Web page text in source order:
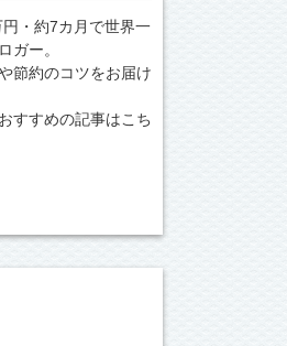
・約7カ月で世界一
ガー。
節約のコツをお届け
すすめの記事はこち